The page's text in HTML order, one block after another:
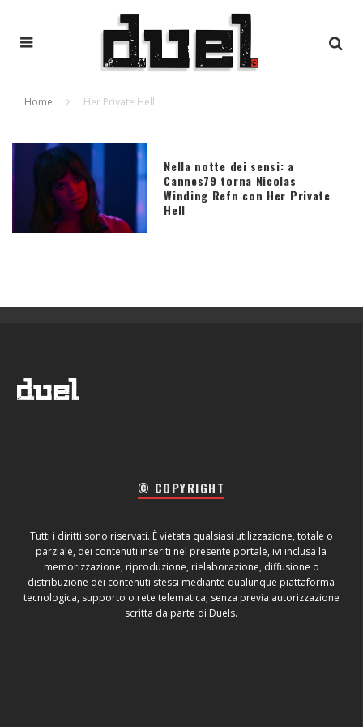
Home Her Private Hell
Nella notte dei sensi: a
Cannes79 torna Nicolas
Winding Refn con Her Private
Hell
© COPYRIGHT
Tutti i diritti sono riservati. È vietata qualsiasi utilizzazione, totale o
parziale, dei contenuti inseriti nel presente portale, ivi inclusa la
memorizzazione, riproduzione, rielaborazione, diffusione o
distribuzione dei contenuti stessi mediante qualunque piattaforma
tecnologica, supporto o rete telematica, senza previa autorizzazione
scritta da parte di Duels.